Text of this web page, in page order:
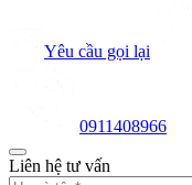
Yêu cầu gọi lại
0911408966
Liên hệ tư vấn